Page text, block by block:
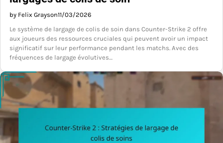
by Felix Grayson11/03/2026
Le système de largage de colis de soin dans Counter-Strike 2 offre
aux joueurs des ressources cruciales qui peuvent avoir un impact
significatif sur leur performance pendant les matchs. Avec des
fréquences de largage évolutives…